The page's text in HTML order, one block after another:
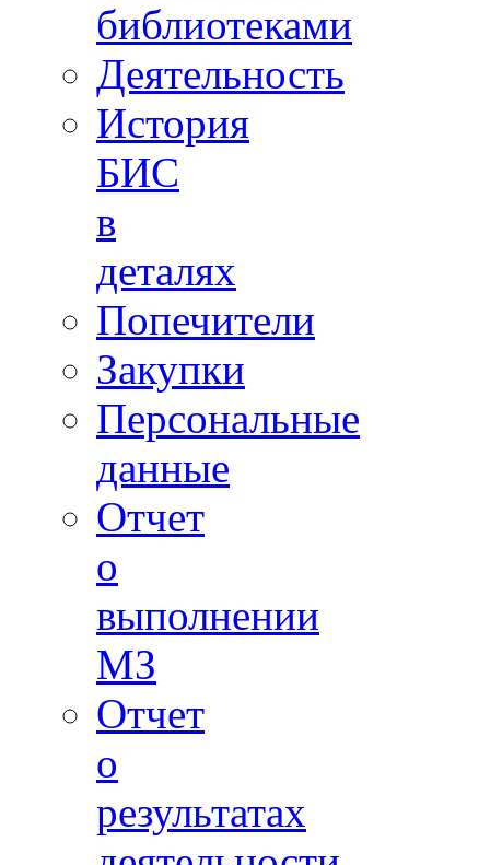
библиотеками
Деятельность
История
БИС
в
деталях
Попечители
Закупки
Персональные
данные
Отчет
о
выполнении
МЗ
Отчет
о
результатах